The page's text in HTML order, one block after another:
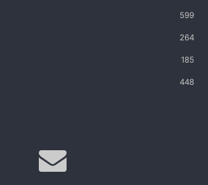
599
264
185
448